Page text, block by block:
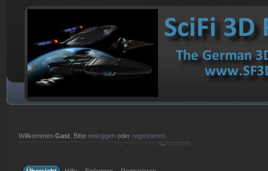
WillkommenGast . Bitteeinloggen oder registrieren